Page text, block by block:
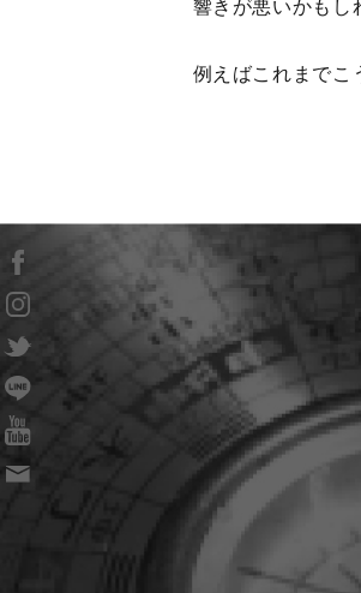
響きが悪いかもし
例えばこれまでこ